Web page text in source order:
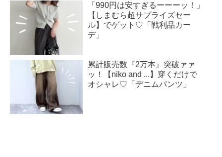
「990円は安すぎるーーーッ！」
【しまむら超サプライズセー
ル】でゲット♡「戦利品カー
デ」
累計販売数『2万本』突破ァァ
ッ！【niko and ...】穿くだけで
オシャレ♡「デニムパンツ」